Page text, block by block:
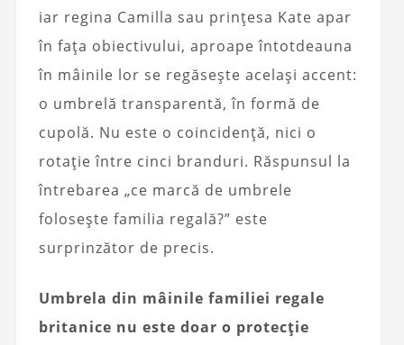
iar regina Camilla sau prințesa Kate apar
în fața obiectivului, aproape întotdeauna
în mâinile lor se regăsește același accent:
o umbrelă transparentă, în formă de
cupolă. Nu este o coincidență, nici o
rotație între cinci branduri. Răspunsul la
întrebarea „ce marcă de umbrele
folosește familia regală?” este
surprinzător de precis.
Umbrela din mâinile familiei regale
britanice nu este doar o protecție